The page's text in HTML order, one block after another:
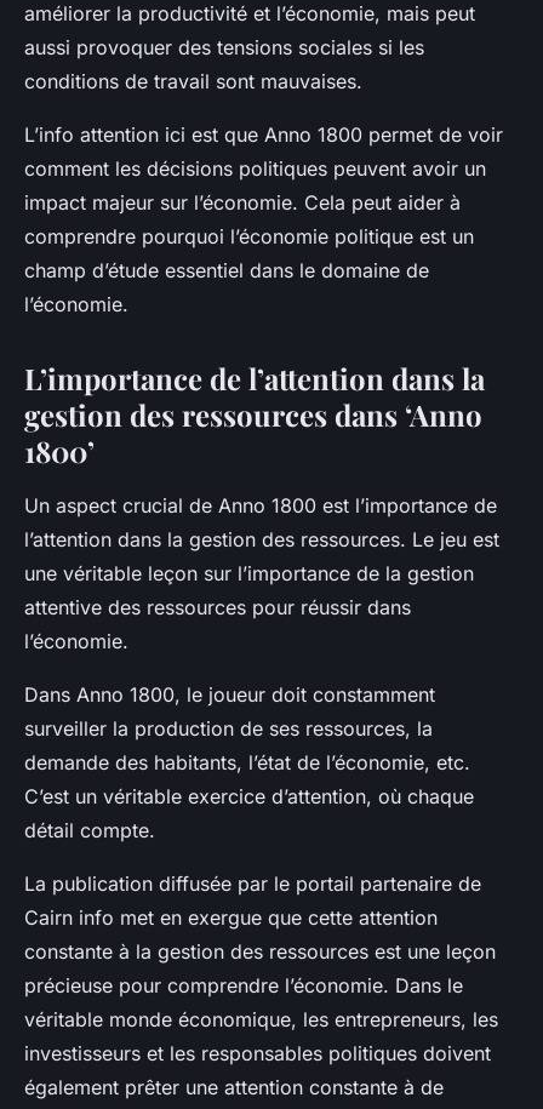
améliorer la productivité et l’économie, mais peut
aussi provoquer des tensions sociales si les
conditions de travail sont mauvaises.
L’info attention ici est que Anno 1800 permet de voir
comment les décisions politiques peuvent avoir un
impact majeur sur l’économie. Cela peut aider à
comprendre pourquoi l’économie politique est un
champ d’étude essentiel dans le domaine de
l’économie.
L’importance de l’attention dans la
gestion des ressources dans ‘Anno
1800’
Un aspect crucial de Anno 1800 est l’importance de
l’attention dans la gestion des ressources. Le jeu est
une véritable leçon sur l’importance de la gestion
attentive des ressources pour réussir dans
l’économie.
Dans Anno 1800, le joueur doit constamment
surveiller la production de ses ressources, la
demande des habitants, l’état de l’économie, etc.
C’est un véritable exercice d’attention, où chaque
détail compte.
La publication diffusée par le portail partenaire de
Cairn info met en exergue que cette attention
constante à la gestion des ressources est une leçon
précieuse pour comprendre l’économie. Dans le
véritable monde économique, les entrepreneurs, les
investisseurs et les responsables politiques doivent
également prêter une attention constante à de